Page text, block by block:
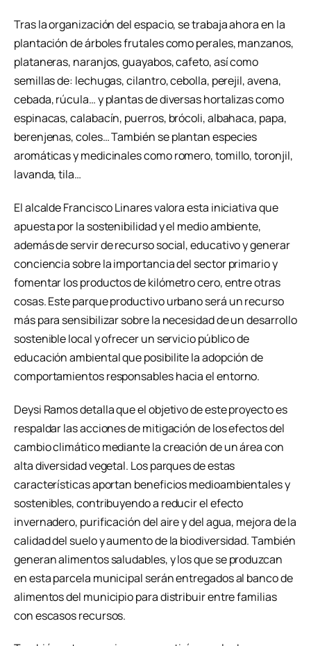
Tras la organización del espacio, se trabaja ahora en la
plantación de árboles frutales como perales, manzanos,
plataneras, naranjos, guayabos, cafeto, así como
semillas de: lechugas, cilantro, cebolla, perejil, avena,
cebada, rúcula… y plantas de diversas hortalizas como
espinacas, calabacín, puerros, brócoli, albahaca, papa,
berenjenas, coles… También se plantan especies
aromáticas y medicinales como romero, tomillo, toronjil,
lavanda, tila…
El alcalde Francisco Linares valora esta iniciativa que
apuesta por la sostenibilidad y el medio ambiente,
además de servir de recurso social, educativo y generar
conciencia sobre la importancia del sector primario y
fomentar los productos de kilómetro cero, entre otras
cosas. Este parque productivo urbano será un recurso
más para sensibilizar sobre la necesidad de un desarrollo
sostenible local y ofrecer un servicio público de
educación ambiental que posibilite la adopción de
comportamientos responsables hacia el entorno.
Deysi Ramos detalla que el objetivo de este proyecto es
respaldar las acciones de mitigación de los efectos del
cambio climático mediante la creación de un área con
alta diversidad vegetal. Los parques de estas
características aportan beneficios medioambientales y
sostenibles, contribuyendo a reducir el efecto
invernadero, purificación del aire y del agua, mejora de la
calidad del suelo y aumento de la biodiversidad. También
generan alimentos saludables, y los que se produzcan
en esta parcela municipal serán entregados al banco de
alimentos del municipio para distribuir entre familias
con escasos recursos.